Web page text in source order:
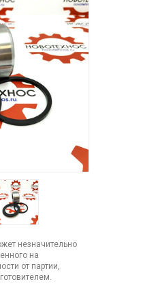
незначительно
на
от партии,